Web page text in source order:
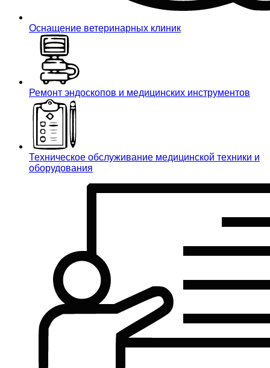
Оснащение ветеринарных клиник
Ремонт эндоскопов и медицинских инструментов
Техническое обслуживание медицинской техники и
оборудования